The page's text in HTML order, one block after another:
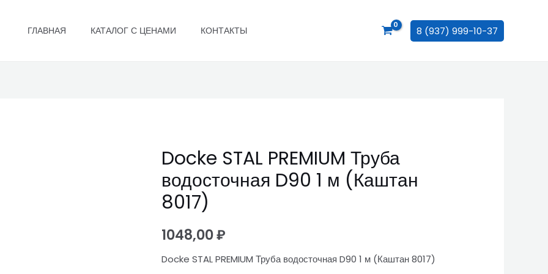
ГЛАВНАЯ КАТАЛОГ С ЦЕНАМИ КОНТАКТЫ 8 (937) 999-10-37
Docke STAL PREMIUM Труба
водосточная D90 1 м (Каштан
8017)
1048,00₽
Docke STAL PREMIUM Труба водосточная D90 1 м (Каштан 8017)
Docke
PREMIUM
Труба
D90
1